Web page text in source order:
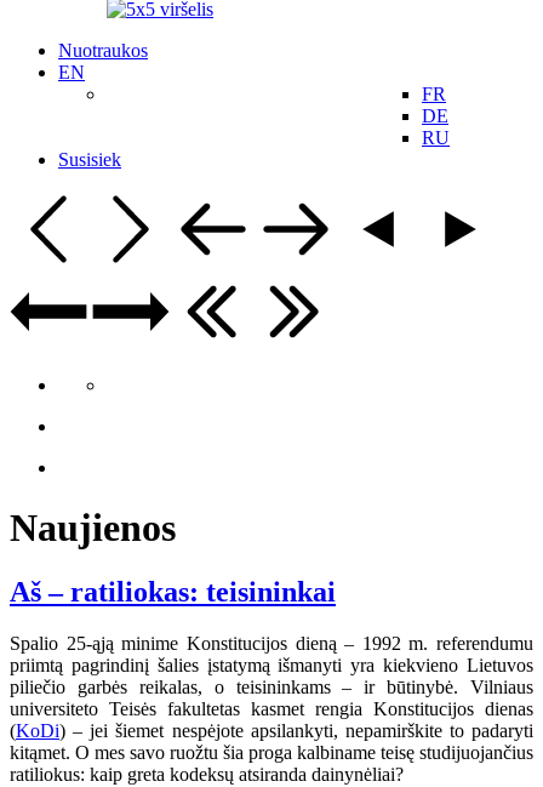
Nuotraukos
EN
FR
DE
RU
Susisiek
Naujienos
Aš – ratiliokas: teisininkai
Spalio 25-ąją minime Konstitucijos dieną – 1992 m. referendumu
priimtą pagrindinį šalies įstatymą išmanyti yra kiekvieno Lietuvos
piliečio garbės reikalas, o teisininkams – ir būtinybė. Vilniaus
universiteto Teisės fakultetas kasmet rengia Konstitucijos dienas
(KoDi) – jei šiemet nespėjote apsilankyti, nepamirškite to padaryti
kitąmet. O mes savo ruožtu šia proga kalbiname teisę studijuojančius
ratiliokus: kaip greta kodeksų atsiranda dainynėliai?